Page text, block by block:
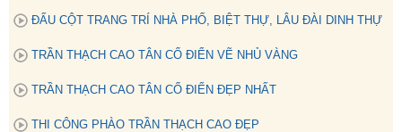
ĐẤU CỘT TRANG TRÍ NHÀ PHỐ, BIỆT THỰ, LÂU ĐÀI DINH THỰ
TRẦN THẠCH CAO TÂN CỔ ĐIỂN VẼ NHỦ VÀNG
TRẦN THẠCH CAO TÂN CỔ ĐIỂN ĐẸP NHẤT
THI CÔNG PHÀO TRẦN THẠCH CAO ĐẸP